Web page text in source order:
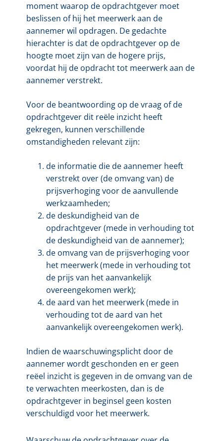
moment waarop de opdrachtgever moet
beslissen of hij het meerwerk aan de
aannemer wil opdragen. De gedachte
hierachter is dat de opdrachtgever op de
hoogte moet zijn van de hogere prijs,
voordat hij de opdracht tot meerwerk aan de
aannemer verstrekt.
Voor de beantwoording op de vraag of de
opdrachtgever dit reële inzicht heeft
gekregen, kunnen verschillende
omstandigheden relevant zijn:
de informatie die de aannemer heeft
verstrekt over (de omvang van) de
prijsverhoging voor de aanvullende
werkzaamheden;
de deskundigheid van de
opdrachtgever (mede in verhouding tot
de deskundigheid van de aannemer);
de omvang van de prijsverhoging voor
het meerwerk (mede in verhouding tot
de prijs van het aanvankelijk
overeengekomen werk);
de aard van het meerwerk (mede in
verhouding tot de aard van het
aanvankelijk overeengekomen werk).
Indien de waarschuwingsplicht door de
aannemer wordt geschonden en er geen
reëel inzicht is gegeven in de omvang van de
te verwachten meerkosten, dan is de
opdrachtgever in beginsel geen kosten
verschuldigd voor het meerwerk.